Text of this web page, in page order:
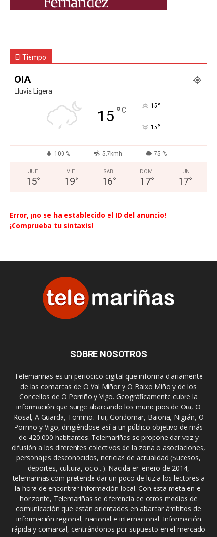
El Tiempo
OIA
Lluvia Ligera
15°C 15°
15°
100 % 5.7kmh 75 %
JUE
15°
VIE
19°
SAB
16°
DOM
17°
LUN
17°
Error, ¡no se ha establecido el ID del anuncio!
¡Comprueba tu sintaxis!
SOBRE NOSOTROS
Telemariñas es un periódico digital que informa diariamente
de las comarcas de O Val Miñor y O Baixo Miño y de los
Concellos de O Porriño y Vigo. Geográficamente cubre la
información que surge abarcando los municipios de Oia, O
Rosal, A Guarda, Tomiño, Tui, Gondomar, Baiona, Nigrán, O
Porriño y Vigo, dirigiéndose así a un público objetivo de más
de 420.000 habitantes. Telemariñas se propone dar voz y
difusión a los diferentes colectivos de la zona o asociaciones,
personajes desconocidos, noticias de actualidad (Sucesos,
deportes, cultura, ocio...). Nacida en enero de 2014,
telemariñas.com pretende dar un poco de luz a los lectores a
la hora de encontrar información local. Con esta meta en el
horizonte, Telemariñas se diferencia de otros medios de
comunicación que están orientados en abarcar ámbitos de
información regional, nacional e internacional. Información
rápida y comarcal, centrándonos por supuesto en el mercado